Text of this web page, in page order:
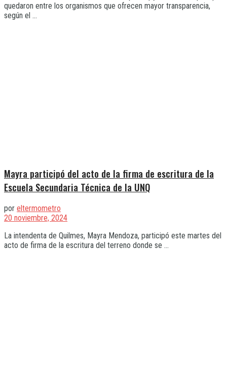
quedaron entre los organismos que ofrecen mayor transparencia,
según el ...
Mayra participó del acto de la firma de escritura de la
Escuela Secundaria Técnica de la UNQ
por eltermometro
20 noviembre, 2024
La intendenta de Quilmes, Mayra Mendoza, participó este martes del
acto de firma de la escritura del terreno donde se ...